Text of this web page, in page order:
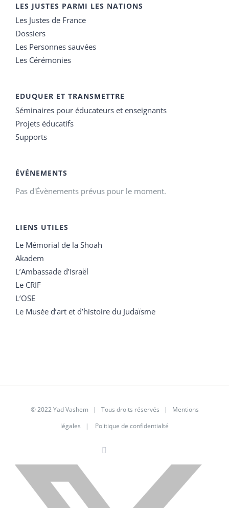
LES JUSTES PARMI LES NATIONS
Les Justes de France
Dossiers
Les Personnes sauvées
Les Cérémonies
EDUQUER ET TRANSMETTRE
Séminaires pour éducateurs et enseignants
Projets éducatifs
Supports
ÉVÉNEMENTS
Pas d'Évènements prévus pour le moment.
LIENS UTILES
Le Mémorial de la Shoah
Akadem
L’Ambassade d’Israël
Le CRIF
L’OSE
Le Musée d’art et d’histoire du Judaïsme
© 2022 Yad Vashem | Tous droits réservés | Mentions
légales | Politique de confidentialté
X